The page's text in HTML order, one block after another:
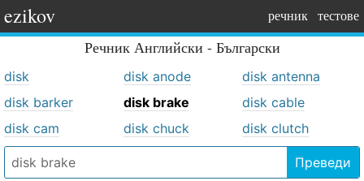
ezikov речник тестове
Речник Английски - Български
disk disk anode
disk antenna
disk barker
disk brake
disk cable
disk cam
disk chuck disk clutch
Преведи